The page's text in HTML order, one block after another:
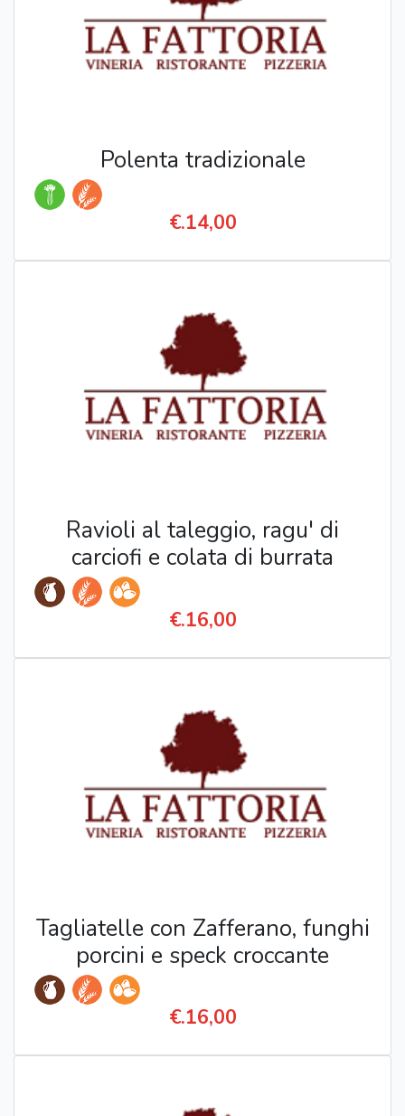
Polenta tradizionale
€.14,00
Ravioli al taleggio, ragu' di
carciofi e colata di burrata
€.16,00
Tagliatelle con Zafferano, funghi
porcini e speck croccante
€.16,00